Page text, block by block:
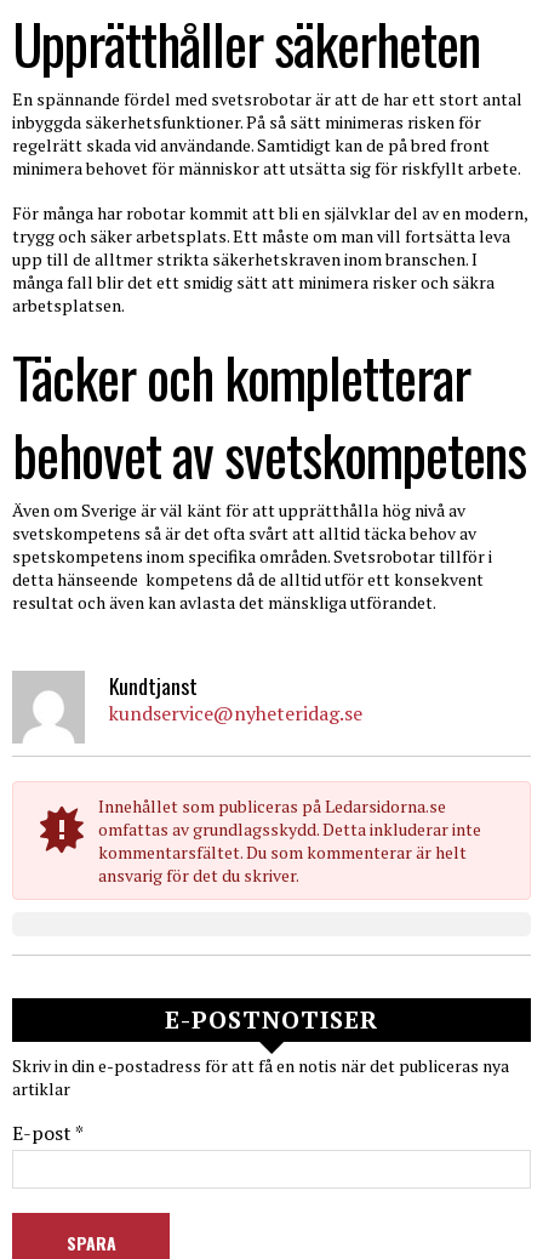
Upprätthåller säkerheten
En spännande fördel med svetsrobotar är att de har ett stort antal
inbyggda säkerhetsfunktioner. På så sätt minimeras risken för
regelrätt skada vid användande. Samtidigt kan de på bred front
minimera behovet för människor att utsätta sig för riskfyllt arbete.
För många har robotar kommit att bli en självklar del av en modern,
trygg och säker arbetsplats. Ett måste om man vill fortsätta leva
upp till de alltmer strikta säkerhetskraven inom branschen. I
många fall blir det ett smidig sätt att minimera risker och säkra
arbetsplatsen.
Täcker och kompletterar
behovet av svetskompetens
Även om Sverige är väl känt för att upprätthålla hög nivå av
svetskompetens så är det ofta svårt att alltid täcka behov av
spetskompetens inom specifika områden. Svetsrobotar tillför i
detta hänseende kompetens då de alltid utför ett konsekvent
resultat och även kan avlasta det mänskliga utförandet.
Kundtjanst
kundservice@nyheteridag.se
Innehållet som publiceras på Ledarsidorna.se
omfattas av grundlagsskydd. Detta inkluderar inte
kommentarsfältet. Du som kommenterar är helt
ansvarig för det du skriver.
E-POSTNOTISER
Skriv in din e-postadress för att få en notis när det publiceras nya
artiklar
E-post *